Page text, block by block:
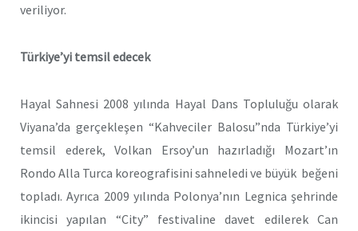
veriliyor.
Türkiye’yi temsil edecek
Hayal Sahnesi 2008 yılında Hayal Dans Topluluğu olarak
Viyana’da gerçekleşen “Kahveciler Balosu”nda Türkiye’yi
temsil ederek, Volkan Ersoy’un hazırladığı Mozart’ın
Rondo Alla Turca koreografisini sahneledi ve büyük beğeni
topladı. Ayrıca 2009 yılında Polonya’nın Legnica şehrinde
ikincisi yapılan “City” festivaline davet edilerek Can